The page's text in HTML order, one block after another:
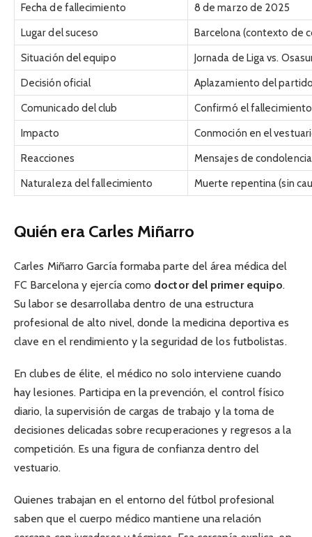
Fecha de fallecimiento
8 de marzo de 2025
Lugar del suceso
Barcelona (contexto de
Situación del equipo
Jornada de Liga vs.
Decisión oficial
Aplazamiento del
Comunicado del club
Confirmó el
Impacto
Conmoción en el
Reacciones
Mensajes de
Naturaleza del fallecimiento
Muerte repentina (sin
Quién era Carles Miñarro
Carles Miñarro García formaba parte del área médica del
FC Barcelona y ejercía como doctor del primer equipo.
Su labor se desarrollaba dentro de una estructura
profesional de alto nivel, donde la medicina deportiva es
clave en el rendimiento y la seguridad de los futbolistas.
En clubes de élite, el médico no solo interviene cuando
hay lesiones. Participa en la prevención, el control físico
diario, la supervisión de cargas de trabajo y la toma de
decisiones delicadas sobre recuperaciones y regresos a la
competición. Es una figura de confianza dentro del
vestuario.
Quienes trabajan en el entorno del fútbol profesional
saben que el cuerpo médico mantiene una relación